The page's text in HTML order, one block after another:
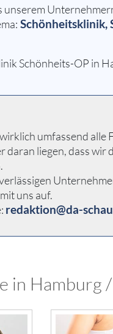
Schönheitsklinik,
Schönheits-OP in
umfassend alle
daran liegen, dass
uns auf.
redaktion@da-
in Hamburg